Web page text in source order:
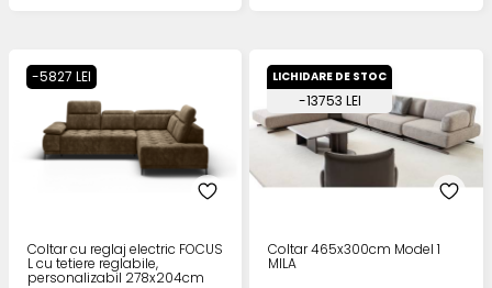
-5827 LEI
Coltar cu reglaj electric FOCUS
L cu tetiere reglabile,
personalizabil 278x204cm
LICHIDARE DE STOC
-13753 LEI
Coltar 465x300cm Model 1
MILA